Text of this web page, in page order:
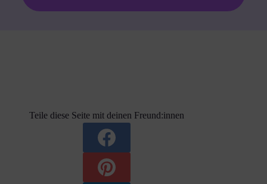
Teile diese Seite mit deinen Freund:innen